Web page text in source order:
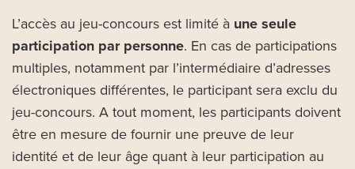
L’accès au jeu-concours est limité à une seule
participation par personne. En cas de participations
multiples, notamment par l’intermédiaire d’adresses
électroniques différentes, le participant sera exclu du
jeu-concours. A tout moment, les participants doivent
être en mesure de fournir une preuve de leur
identité et de leur âge quant à leur participation au